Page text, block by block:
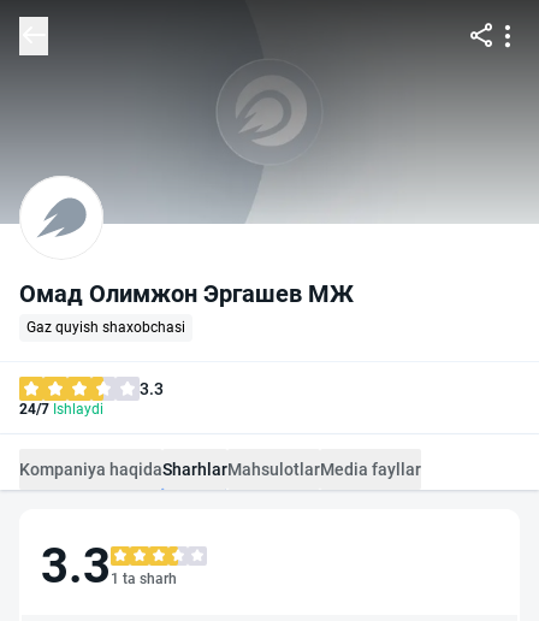
Омад Олимжон Эргашев МЖ
Gaz quyish shaxobchasi
3.3
24/7 Ishlaydi
Kompaniya haqidaSharhlarMahsulotlarMedia fayllar
3.3 1 ta sharh